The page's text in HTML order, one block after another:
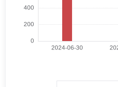
钱军先生：博士。历任美国波士
董事，现任复旦大学泛海国际金
陈稹先生：博士。历任中国人